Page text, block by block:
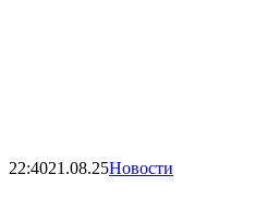
22:4021.08.25Новости